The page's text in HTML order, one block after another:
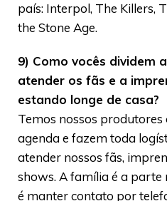
país: Interpol, The Killers,
the Stone Age.
9) Como vocês dividem
atender os fãs e a
estando longe de casa?
Temos nossos produtores
agenda e fazem toda
atender nossos fãs,
shows. A família é a parte
é manter contato por